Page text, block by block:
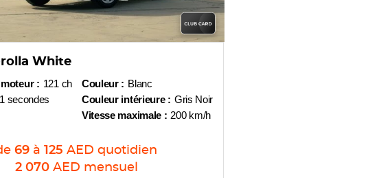
White
: 121 ch
secondes
Couleur : Blanc
Couleur intérieure : Gris Noir
Vitesse maximale : 200 km/h
69 à 125 AED quotidien
2 070 AED mensuel